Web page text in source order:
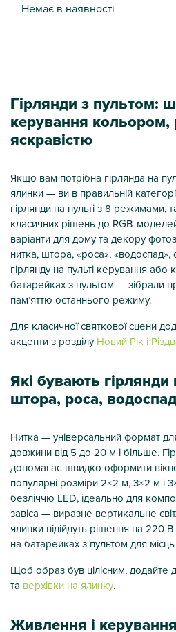
Немає в наявності
Гірлянди з пультом:
керування
яскравістю
Якщо вам потрібна гірлянда на
ялинки — ви в правильній
гірлянди на пульті з 8 режимами,
класичних рішень до RGB-
варіанти для дому та декору
нитка, штора, «роса», «водоспад»,
гірлянду на пульті керування або
батарейках з пультом — зібрали
пам’яттю останнього режиму.
Для класичної святкової сцени
акценти з розділуНовий Рік і
Які бувають гірлянди
штора, роса, водоспад
Нитка — універсальний формат
довжини від 5 до 20 м і більше.
допомагає швидко оформити
популярні розміри 2×2 м, 3×2 м і
безліччю LED, ідеально для
завіса — виразне вертикальне
ялинки підійдуть рішення на 220
на батарейках з пультом для
Щоб образ був цілісним, додайте
та верхівки на ялинку.
Живлення і